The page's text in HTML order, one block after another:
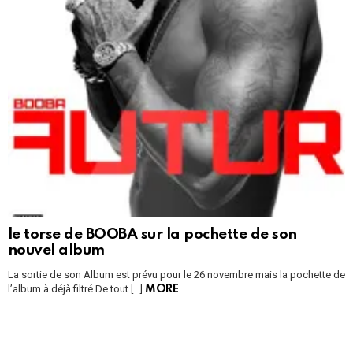
STORIES
le torse de BOOBA sur la pochette de son
nouvel album
La sortie de son Album est prévu pour le 26 novembre mais la pochette de
l’album à déjà filtré.De tout […] MORE